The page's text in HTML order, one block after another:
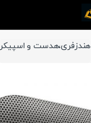
هندزفری،هدست و اسپیکر